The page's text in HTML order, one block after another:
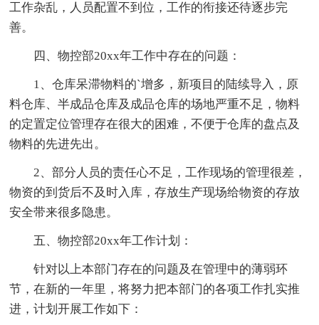
工作杂乱，人员配置不到位，工作的衔接还待逐步完
善。
四、物控部20xx年工作中存在的问题：
1、仓库呆滞物料的`增多，新项目的陆续导入，原
料仓库、半成品仓库及成品仓库的场地严重不足，物料
的定置定位管理存在很大的困难，不便于仓库的盘点及
物料的先进先出。
2、部分人员的责任心不足，工作现场的管理很差，
物资的到货后不及时入库，存放生产现场给物资的存放
安全带来很多隐患。
五、物控部20xx年工作计划：
针对以上本部门存在的问题及在管理中的薄弱环
节，在新的一年里，将努力把本部门的各项工作扎实推
进，计划开展工作如下：